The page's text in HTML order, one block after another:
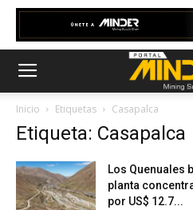
Inicio Etiquetas Casapalca
Etiqueta: Casapalca
Los Quenuales
planta
por US$ 12.7...